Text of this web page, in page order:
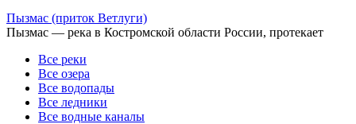
Пызмас (приток Ветлуги)
Пызмас — река в Костромской области России, протекает
Все реки
Все озера
Все водопады
Все ледники
Все водные каналы